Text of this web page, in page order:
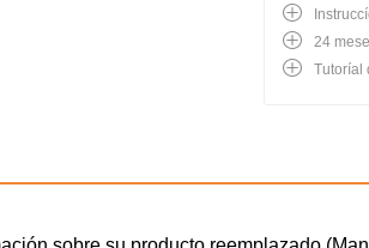
24
Tutoríal